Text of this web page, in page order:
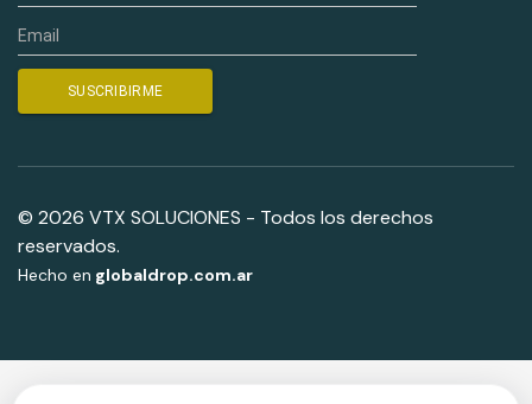
© 2026 VTX SOLUCIONES - Todos los derechos
reservados.
Hecho en globaldrop.com.ar